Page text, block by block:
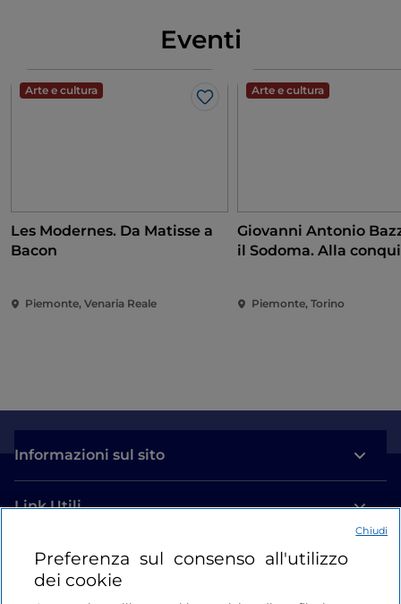
Eventi
Arte e cultura
Like
Les Modernes. Da Matisse a
Bacon
Piemonte, Venaria Reale
Arte e cultura
Giovanni Antonio
il Sodoma. Alla
Piemonte, Torino
Informazioni sul sito
Link Utili
Login
Preferenza sul consenso all'utilizzo
dei cookie
Chiudi